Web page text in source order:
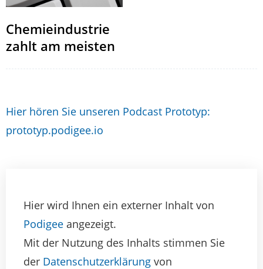
Chemieindustrie
zahlt am meisten
Hier hören Sie unseren Podcast Prototyp:
prototyp.podigee.io
Hier wird Ihnen ein externer Inhalt von
Podigee angezeigt.
Mit der Nutzung des Inhalts stimmen Sie
der Datenschutzerklärung von